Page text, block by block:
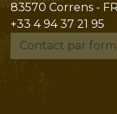
83570 Correns -
+33 4 94 37 21 95
Contact par